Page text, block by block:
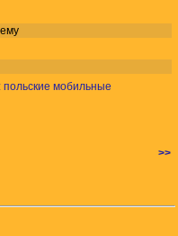
мобильные
>>